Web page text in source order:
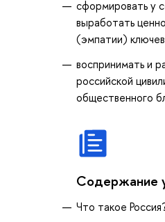
сформировать у
выработать
(эмпатии)
воспринимать и
российской
общественного
Содержание
Что такое